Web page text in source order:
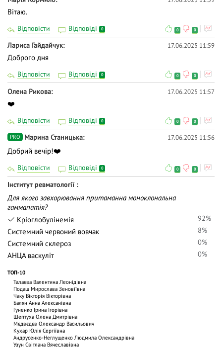
Вітаю.
Відповісти Відповіді 0 0 0
Лариса Гайдайчук 17.06.2025 11:59
Доброго дня
Відповісти Відповіді 0 0 0
Олена Рикова 17.06.2025 11:57
❤️
Відповісти Відповіді 0 0 0
PRO Марина Станицька 17.06.2025 11:56
Добрий вечір!❤️
Відповісти Відповіді 0 0 0
Інститут ревматології
Для якого завхорювання притаманна моноклональна
гаммапатія?
Кріоглобулінемія
92%
Системний червоний вовчак
8%
Системний склероз
0%
АНЦА васкуліт
0%
ТОП-10
Талаєва Валентина Леонідівна
Подаш Мирослава Зеновіївна
Чаку Вiкторiя Вiкторiвна
Балян Анна Алексанівна
Гуненко Ірина Ігорівна
Шептуха Олена Дмитрівна
Мєдвєдєв Олександр Васильович
Кухар Юлія Сергіївна
Андрусенко-Неглущенко Людмила Олександрівна
Узун Світлана Вячеславівна